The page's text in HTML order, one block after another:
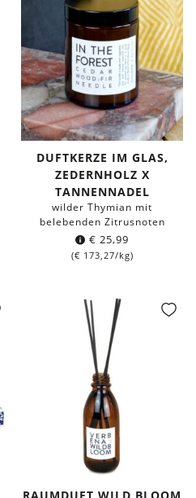
DUFTKERZE IM GLAS,
ZEDERNHOLZ X
TANNENNADEL
wilder Thymian mit
belebenden Zitrusnoten
€ 25,99
(€ 173,27/kg)